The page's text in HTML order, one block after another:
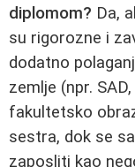
diplomom? Da,
su rigorozne i
dodatno
zemlje (npr.
fakultetsko
sestra, dok se
zaposliti kao